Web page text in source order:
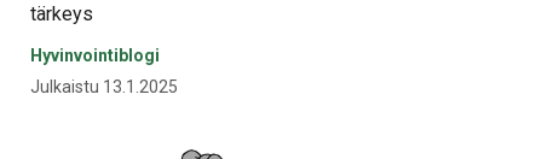
tärkeys
Hyvinvointiblogi
Julkaistu 13.1.2025